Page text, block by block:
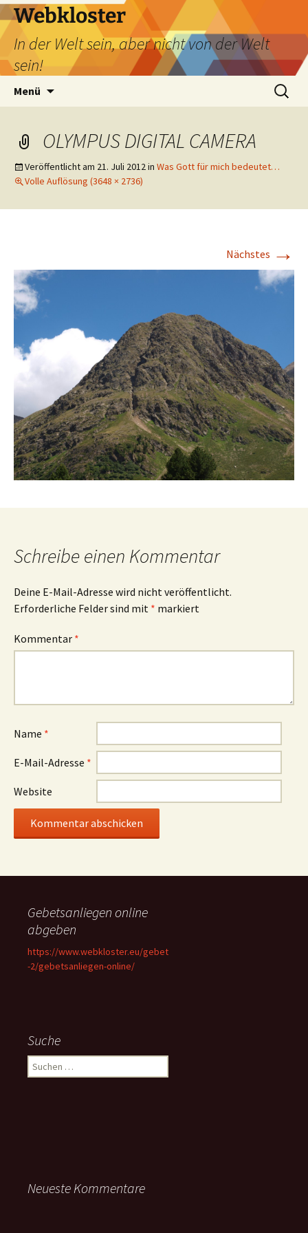
Webkloster
In der Welt sein, aber nicht von der Welt
sein!
Menü
Suchen
nach:
OLYMPUS DIGITAL CAMERA
Veröffentlicht am 21. Juli 2012in Was Gott für mich bedeutet…
Volle Auflösung (3648 × 2736)
Nächstes →
Schreibe einen Kommentar
Deine E-Mail-Adresse wird nicht veröffentlicht.
Erforderliche Felder sind mit * markiert
Kommentar *
Name *
E-Mail-Adresse *
Website
Gebetsanliegen online
abgeben
https://www.webkloster.eu/gebet
-2/gebetsanliegen-online/
Suche
Suchen
nach:
Neueste Kommentare